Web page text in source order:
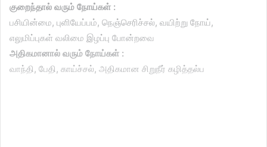
குறைந்தால் வரும் நோய்கள் :
பசியின்மை, புளியேப்பம், நெஞ்செரிச்சல், வயிற்று நோய்,
எலுமிப்புகள் வலிமை இழப்பு போன்றவை
அதிகமானால் வரும் நோய்கள் :
வாந்தி, பேதி, காய்ச்சல், அதிகமான சிறுநீர் கழித்தல்ப